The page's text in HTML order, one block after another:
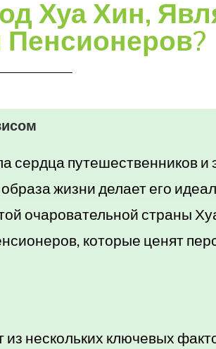
Хуа Хин,
сердца путешественников и
жизни делает его
очаровательной страны
которые ценят
нескольких ключевых